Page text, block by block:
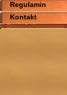
Regulamin
Kontakt